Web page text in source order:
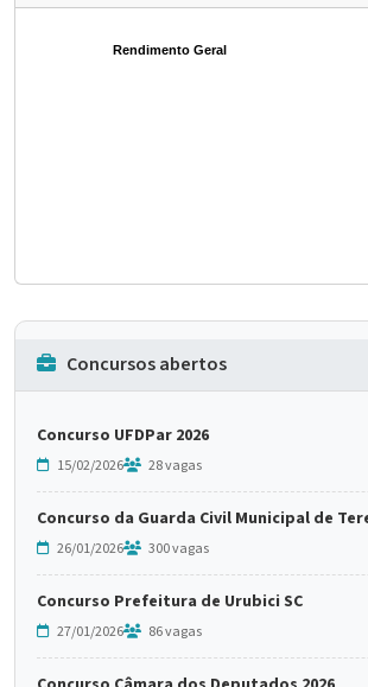
Rendimento Geral
Concursos abertos
Concurso UFDPar 2026
15/02/2026 28 vagas
Concurso da Guarda Civil Municipal de
26/01/2026 300 vagas
Concurso Prefeitura de Urubici SC
27/01/2026 86 vagas